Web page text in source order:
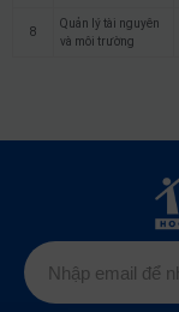
8
Quản lý tài nguyên
và môi trường